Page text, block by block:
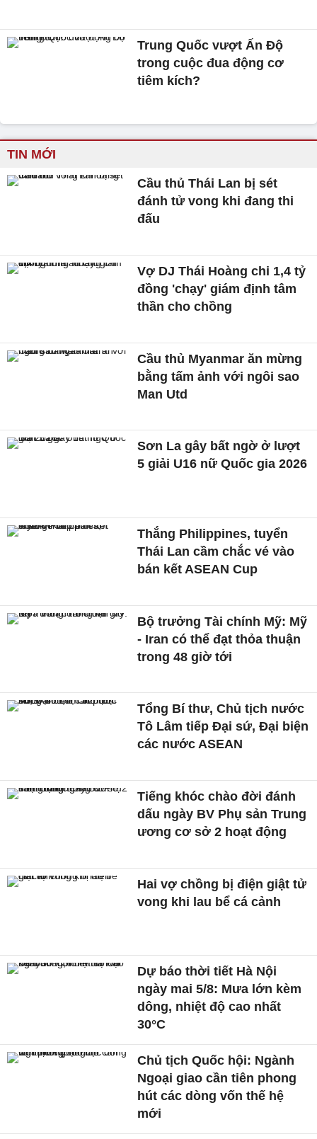
Trung Quốc vượt Ấn Độ
trong cuộc đua động cơ
tiêm kích?
TIN MỚI
Cầu thủ Thái Lan bị sét
đánh tử vong khi đang thi
đấu
Vợ DJ Thái Hoàng chi 1,4 tỷ
đồng 'chạy' giám định tâm
thần cho chồng
Cầu thủ Myanmar ăn mừng
bằng tấm ảnh với ngôi sao
Man Utd
Sơn La gây bất ngờ ở lượt
5 giải U16 nữ Quốc gia 2026
Thắng Philippines, tuyển
Thái Lan cầm chắc vé vào
bán kết ASEAN Cup
Bộ trưởng Tài chính Mỹ: Mỹ
- Iran có thể đạt thỏa thuận
trong 48 giờ tới
Tổng Bí thư, Chủ tịch nước
Tô Lâm tiếp Đại sứ, Đại biện
các nước ASEAN
Tiếng khóc chào đời đánh
dấu ngày BV Phụ sản Trung
ương cơ sở 2 hoạt động
Hai vợ chồng bị điện giật tử
vong khi lau bể cá cảnh
Dự báo thời tiết Hà Nội
ngày mai 5/8: Mưa lớn kèm
dông, nhiệt độ cao nhất
30°C
Chủ tịch Quốc hội: Ngành
Ngoại giao cần tiên phong
hút các dòng vốn thế hệ
mới